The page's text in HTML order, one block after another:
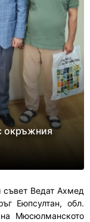
окръжния
Ведат Ахмед
Еюпсултан, обл.
Мюсюлманското